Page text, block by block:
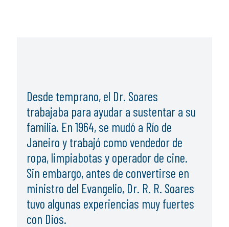
Desde temprano, el Dr. Soares
trabajaba para ayudar a sustentar a su
familia. En 1964, se mudó a Río de
Janeiro y trabajó como vendedor de
ropa, limpiabotas y operador de cine.
Sin embargo, antes de convertirse en
ministro del Evangelio, Dr. R. R. Soares
tuvo algunas experiencias muy fuertes
con Dios.